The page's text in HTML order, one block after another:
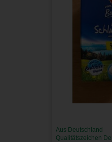
Aus Deutschland
Qualitätszeichen